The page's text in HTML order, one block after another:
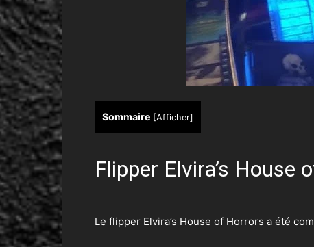
Sommaire [Afficher]
Flipper Elvira’s House
Le flipper Elvira’s House of Horrors a été